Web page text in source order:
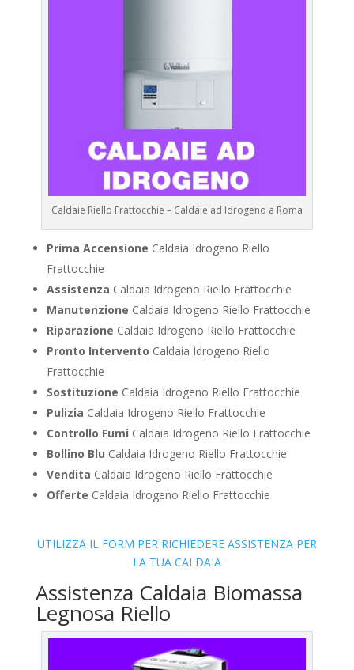
Caldaie Riello Frattocchie – Caldaie ad Idrogeno a Roma
Prima Accensione Caldaia Idrogeno Riello
Frattocchie
Assistenza Caldaia Idrogeno Riello Frattocchie
Manutenzione Caldaia Idrogeno Riello Frattocchie
Riparazione Caldaia Idrogeno Riello Frattocchie
Pronto Intervento Caldaia Idrogeno Riello
Frattocchie
Sostituzione Caldaia Idrogeno Riello Frattocchie
Pulizia Caldaia Idrogeno Riello Frattocchie
Controllo Fumi Caldaia Idrogeno Riello Frattocchie
Bollino Blu Caldaia Idrogeno Riello Frattocchie
Vendita Caldaia Idrogeno Riello Frattocchie
Offerte Caldaia Idrogeno Riello Frattocchie
UTILIZZA IL FORM PER RICHIEDERE ASSISTENZA PER
LA TUA CALDAIA
Assistenza Caldaia Biomassa
Legnosa Riello